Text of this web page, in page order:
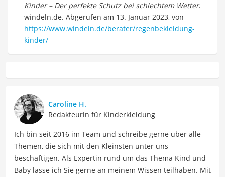
Kinder – Der perfekte Schutz bei schlechtem Wetter.
windeln.de. Abgerufen am 13. Januar 2023, von
https://www.windeln.de/berater/regenbekleidung-
kinder/
Caroline H.
Redakteurin für Kinderkleidung
Ich bin seit 2016 im Team und schreibe gerne über alle
Themen, die sich mit den Kleinsten unter uns
beschäftigen. Als Expertin rund um das Thema Kind und
Baby lasse ich Sie gerne an meinem Wissen teilhaben. Mit